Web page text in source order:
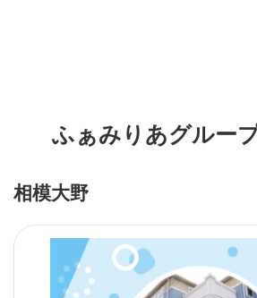
ふぁみりあグルー
相模大野